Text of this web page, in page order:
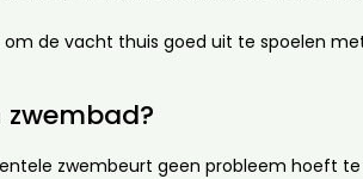
de vacht thuis goed uit te spoelen
zwembad?
zwembeurt geen probleem hoeft